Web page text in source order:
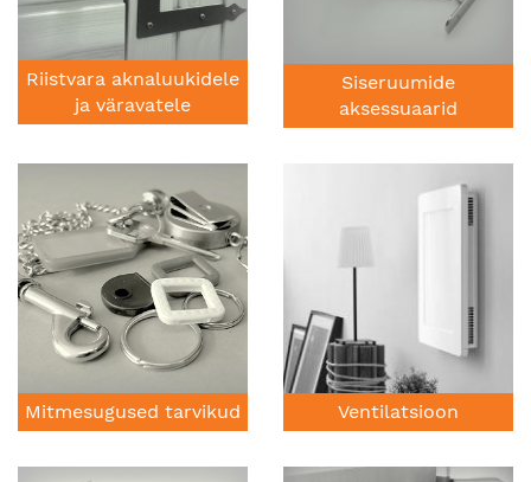
Riistvara aknaluukidele
ja väravatele
Siseruumide
aksessuaarid
Mitmesugused tarvikud Ventilatsioon